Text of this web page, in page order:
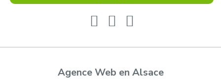
Agence Web en Alsace